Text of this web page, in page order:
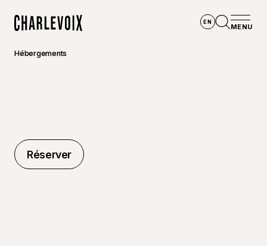
EN
MENU
Hébergements
Réserver
Réserver